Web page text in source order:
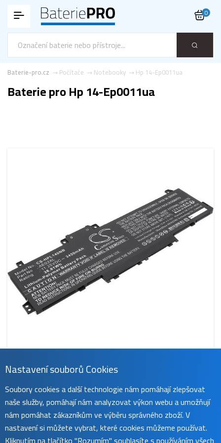
0
Hp 14-Ep0011ua
Notebooky
Počítače
Baterie-pro.cz
Baterie pro Hp 14-Ep0011ua
CS-HPL140NB
Baterie pro HP řady 14 a 15, 3450 mAh, Li-Ion
920 Kč
2 ks skladem koupit
Nastavení souborů Cookies
Soubory cookies a další technologie nám pomáhají zlepšovat
naše služby, pomáhají nám analyzovat výkon webu a umožňují
nám pomáhat zákazníkům ve výběru správného zboží. V
nastavení si můžete vybrat, které cookies můžeme používat.